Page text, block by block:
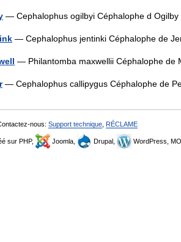
— Cephalophus ogilbyi Céphalophe d
— Cephalophus jentinki Céphalophe de
— Philantomba maxwellii Céphalophe
— Cephalophus callipygus Céphalophe de
nous: Support technique RÉCLAME
sur PHP, Joomla, Drupal, WordPress,